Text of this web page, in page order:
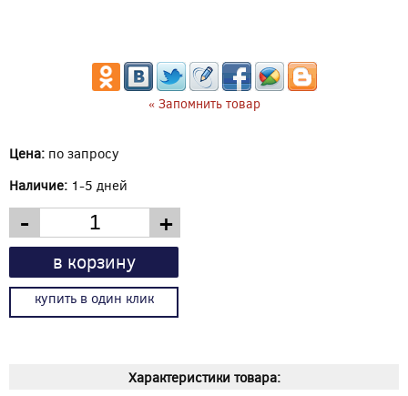
« Запомнить товар
Цена: по запросу
Наличие: 1-5 дней
- +
в корзину
купить в один клик
Характеристики товара: